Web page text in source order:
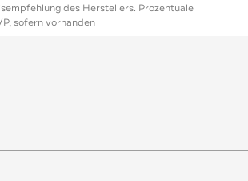
des Herstellers. Prozentuale
sofern vorhanden